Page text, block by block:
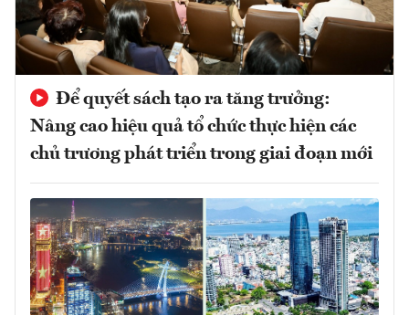
Để quyết sách tạo ra tăng trưởng:
Nâng cao hiệu quả tổ chức thực hiện các
chủ trương phát triển trong giai đoạn mới